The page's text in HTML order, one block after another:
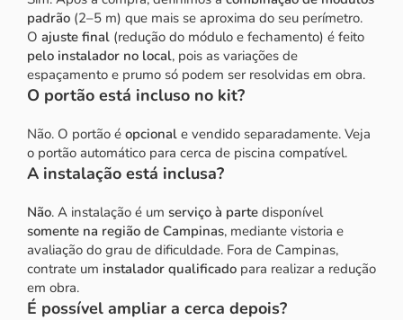
padrão (2–5 m) que mais se aproxima do seu perímetro.
O ajuste final (redução do módulo e fechamento) é feito
pelo instalador no local, pois as variações de
espaçamento e prumo só podem ser resolvidas em obra.
O portão está incluso no kit?
Não. O portão é opcional e vendido separadamente. Veja
o portão automático para cerca de piscina compatível.
A instalação está inclusa?
Não. A instalação é um serviço à parte disponível
somente na região de Campinas, mediante vistoria e
avaliação do grau de dificuldade. Fora de Campinas,
contrate um instalador qualificado para realizar a redução
em obra.
É possível ampliar a cerca depois?